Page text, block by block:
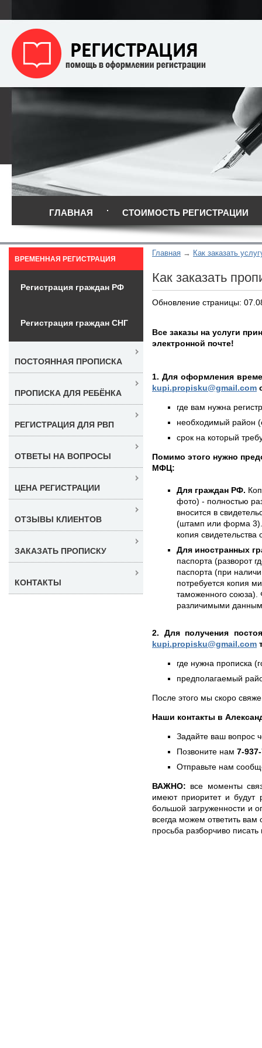
ГЛАВНАЯ СТОИМОСТЬ РЕГИСТРАЦИИ
Главная Как заказать
Как заказать
Обновление страницы:
Все заказы на услуги
электронной почте!
1. Для оформления
kupi.propisku@gmail.com
где вам нужна
необходимый район
срок на который
Помимо этого нужно
МФЦ:
Для граждан РФ.
фото) - полностью
вносится в
(штамп или форма
копия
Для иностранных
паспорта (разворот
паспорта (при
потребуется копия
таможенного союза).
различимыми
2. Для получения
kupi.propisku@gmail.com
где нужна прописка
предполагаемый
После этого мы скоро
Наши контакты в
Задайте ваш вопрос
Позвоните нам 7-
Отправьте нам
ВАЖНО: все моменты
имеют приоритет и
большой загруженности и
всегда можем ответить
просьба разборчиво
ВРЕМЕННАЯ РЕГИСТРАЦИЯ
Регистрация граждан РФ
Регистрация граждан СНГ
ПОСТОЯННАЯ ПРОПИСКА
ПРОПИСКА ДЛЯ РЕБЁНКА
РЕГИСТРАЦИЯ ДЛЯ РВП
ОТВЕТЫ НА ВОПРОСЫ
ЦЕНА РЕГИСТРАЦИИ
ОТЗЫВЫ КЛИЕНТОВ
ЗАКАЗАТЬ ПРОПИСКУ
КОНТАКТЫ